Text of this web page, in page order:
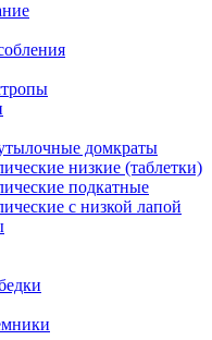
домкраты
низкие (таблетки)
подкатные
с низкой лапой